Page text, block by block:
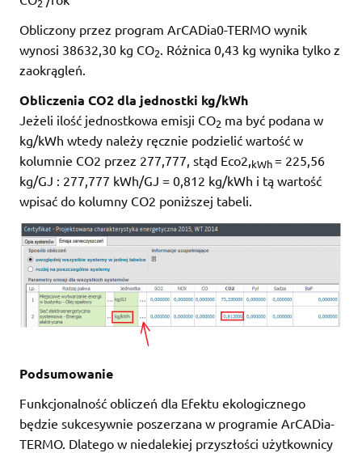
2
Obliczony przez program ArCADia0-TERMO wynik
wynosi 38632,30 kg CO2. Różnica 0,43 kg wynika tylko z
zaokrągleń.
Obliczenia CO2 dla jednostki kg/kWh
Jeżeli ilość jednostkowa emisji CO2 ma być podana w
kg/kWh wtedy należy ręcznie podzielić wartość w
kolumnie CO2 przez 277,777, stąd Eco2,kWh= 225,56
kg/GJ : 277,777 kWh/GJ = 0,812 kg/kWh i tą wartość
wpisać do kolumny CO2 poniższej tabeli.
Podsumowanie
Funkcjonalność obliczeń dla Efektu ekologicznego
będzie sukcesywnie poszerzana w programie ArCADia-
TERMO. Dlatego w niedalekiej przyszłości użytkownicy